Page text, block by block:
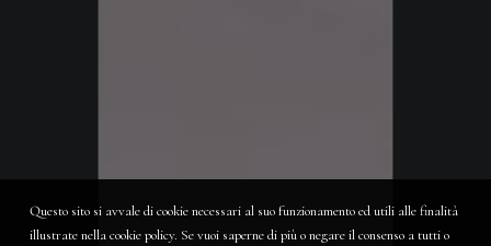
Questo sito si avvale di cookie necessari al suo funzionamento ed utili alle finalità
illustrate nella cookie policy. Se vuoi saperne di più o negare il consenso a tutti o